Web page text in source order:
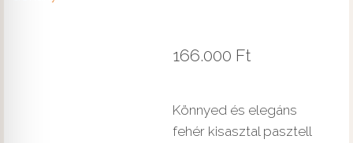
166.000 Ft
Könnyed és elegáns
fehér kisasztal pasztell